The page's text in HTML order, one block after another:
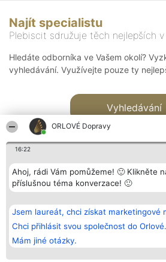
ORLOVÉ Dopravy
16:22
Ahoj, rádi Vám pomůžeme! 🙂 Klikněte
příslušnou téma konverzace! 🙂
Jsem laureát, chci získat marketingové
Chci přihlásit svou společnost do Orlové.
Mám jiné otázky.
Najít specialistu
Plebiscit sdružuje těch nejlepších
Hledáte odborníka ve Vašem okolí?
vyhledávání. Využívejte pouze ty
Vyhledávání
Bright Side Solutions sp. z o.
o. sp. k.
ul. Ruska 22
Wrocław 50-079
KRS 0000749100 | Regon
381313360 | NIP 8943132676
Vítězové
Seznam všech
laureátů
Zásady
Zásady